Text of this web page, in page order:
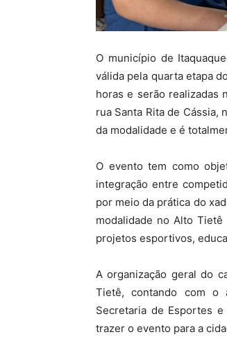
O município de
válida pela quarta etapa
horas e serão realizadas
rua Santa Rita de Cássia,
da modalidade e é
O evento tem como
integração entre
por meio da prática do
modalidade no Alto
projetos esportivos,
A organização geral do
Tietê, contando com o
Secretaria de Esportes e
trazer o evento para a